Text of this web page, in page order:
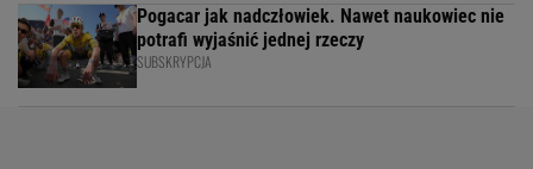
Pogacar jak nadczłowiek. Nawet naukowiec nie
potrafi wyjaśnić jednej rzeczy
SUBSKRYPCJA